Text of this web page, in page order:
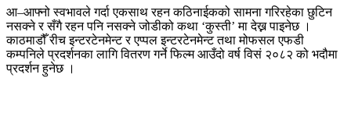
आ–आफ्नो स्वभावले गर्दा एकसाथ रहन कठिनाईकको सामना गरिरहेका छुटिन
नसक्ने र सँगै रहन पनि नसक्ने जोडीको कथा ‘कुस्ती’ मा देख्न पाइनेछ ।
काठमाडौँ रीच इन्टरटेनमेन्ट र एप्पल इन्टरटेनमेन्ट तथा मोफसल एफडी
कम्पनिले प्रदर्शनका लागि वितरण गर्ने फिल्म आउँदो वर्ष विसं २०८२ को भदौमा
प्रदर्शन हुनेछ ।